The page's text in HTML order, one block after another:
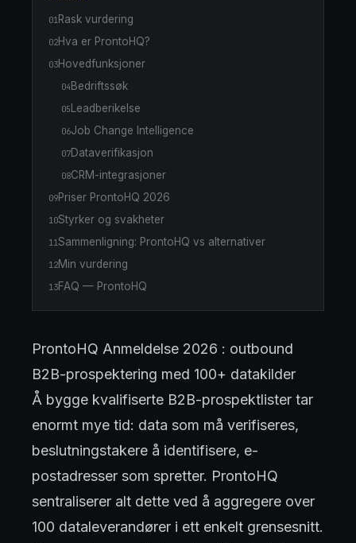
01Rask vurdering
02Hva er ProntoHQ?
03Hovedfunksjoner
04 Bedriftssøk
05 Leadberikelse
06Job Change Intelligence
07Dataverifikasjon
08CRM-integrasjoner
09Priser ProntoHQ 2026
10Styrker og svakheter
11Sammenligning: ProntoHQ vs alternativer
12Min vurdering
13FAQ — ProntoHQ
ProntoHQ Anmeldelse 2026 : outbound
B2B-prospektering med 100+ datakilder
Å bygge kvalifiserte B2B-prospektlister tar
enormt mye tid: data som må verifiseres,
beslutningstakere å identifisere, e-
postadresser som spretter. ProntoHQ
sentraliserer alt dette ved å aggregere over
100 dataleverandører i ett enkelt grensesnitt.